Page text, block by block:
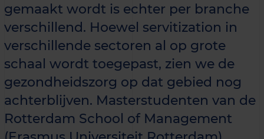
gemaakt wordt is echter per branche
verschillend. Hoewel servitization in
verschillende sectoren al op grote
schaal wordt toegepast, zien we de
gezondheidszorg op dat gebied nog
achterblijven. Masterstudenten van de
Rotterdam School of Management